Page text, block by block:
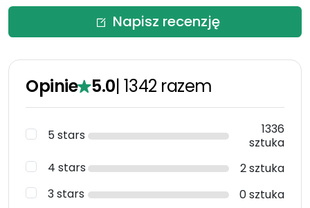
Napisz recenzję
Opinie 5.0| 1342 razem
5 stars
1336
sztuka
4 stars
2 sztuka
3 stars
0 sztuka